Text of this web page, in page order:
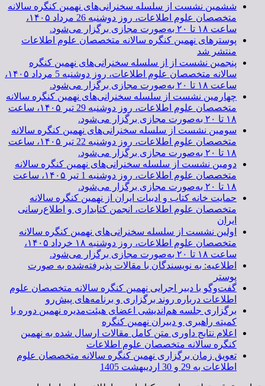
ششمین نشست از سلسله سخنرانی‌های نهمین کنگره سالانه
متخصصان علوم اطلاعات، روز دوشنبه 26 مرداد ۱۴۰۵،
ساعت ۱۸ تا ۲۰ به‌صورت مجازی برگزار می‌شود.
پوسترهای نهمین کنگره سالانه متخصصان علوم اطلاعات
منتشر شد
پنجمین نشست از از سلسله سخنرانی‌های نهمین کنگره
سالانه متخصصان علوم اطلاعات، روز دوشنبه 5 مرداد ۱۴۰۵،
ساعت ۱۸ تا ۲۰ به‌صورت مجازی برگزار می‌شود.
چهارمین نشست از سلسله سخنرانی‌های نهمین کنگره سالانه
متخصصان علوم اطلاعات، روز دوشنبه 29 تیر ۱۴۰۵، ساعت
۱۸ تا ۲۰ به‌صورت مجازی برگزار می‌شود.
سومین نشست از سلسله سخنرانی‌های نهمین کنگره سالانه
متخصصان علوم اطلاعات، روز دوشنبه 22 تیر ۱۴۰۵، ساعت
۱۸ تا ۲۰ به‌صورت مجازی برگزار می‌شود.
دومین نشست از سلسله سخنرانی‌های نهمین کنگره سالانه
متخصصان علوم اطلاعات، روز دوشنبه 1 تیر ۱۴۰۵، ساعت
۱۸ تا ۲۰ به‌صورت مجازی برگزار می‌شود.
حمایت خانه کتاب و ادبیات ایران از نهمین کنگره سالانه
متخصصان علوم اطلاعات، انجمن کتابداری و اطلاع‌رسانی
ایران
اولین نشست از سلسله سخنرانی‌های نهمین کنگره سالانه
متخصصان علوم اطلاعات، روز دوشنبه ۱۸ خرداد ۱۴۰۵،
ساعت ۱۸ تا ۲۰ به‌صورت مجازی برگزار می‌شود.
اطلاعیه: به نویسندگان با مقالات پذیرفته‌شده به صورت
پوستر
گفت‌وگو با دبیر اجرایی نهمین کنگره سالانه متخصصان علوم
اطلاعات درباره روند برگزاری و برنامه‌های پیش‌رو
برگزاری جلسه هم‌اندیشی اعضای هیئت‌مدیره نهمین دوره با
کمیته راهبری و دبیران نهمین کنگره
اعلام نتایج داوری متن کامل مقالات ارسال شده به نهمین
کنگره سالانه متخصصان علوم اطلاعات
تعویق زمان برگزاری نهمین کنگره سالانه متخصصان علوم
اطلاعات به 29 و 30 اردیبهشت 1405